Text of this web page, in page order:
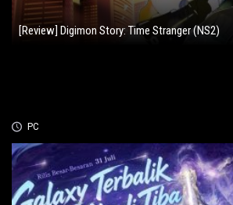
[Review] Digimon Story: Time Stranger (NS2)
PC